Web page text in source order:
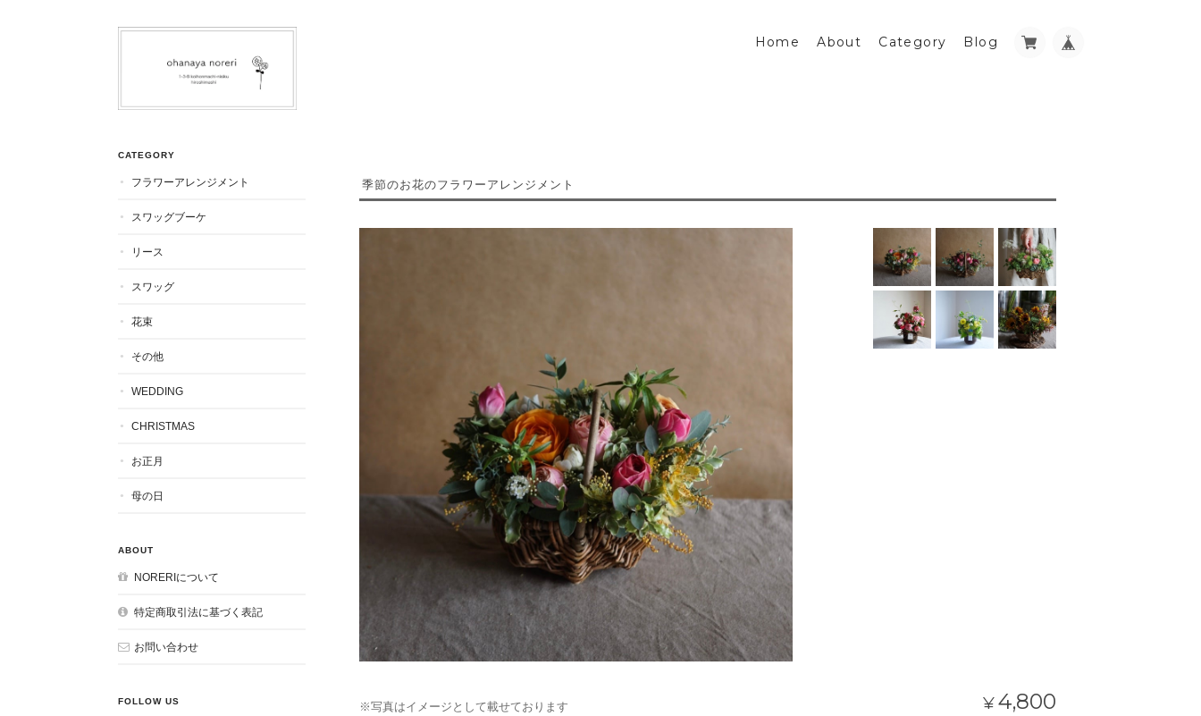
Home About Category Blog
季節のお花のフラワーアレンジメント
※写真はイメージとして載せております ¥4,800
CATEGORY
フラワーアレンジメント
スワッグブーケ
リース
スワッグ
花束
その他
WEDDING
CHRISTMAS
お正月
母の日
ABOUT
NORERIについて
特定商取引法に基づく表記
お問い合わせ
FOLLOW US